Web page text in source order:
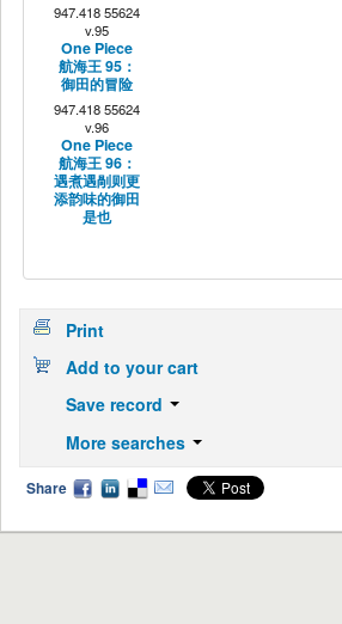
947.418 55624
v.95
One Piece
航海王 95：
御田的冒险
947.418 55624
v.96
One Piece
航海王 96：
遇煮遇剮则更
添韵味的御田
是也
Print
Add to your cart
Save record
More searches
Share